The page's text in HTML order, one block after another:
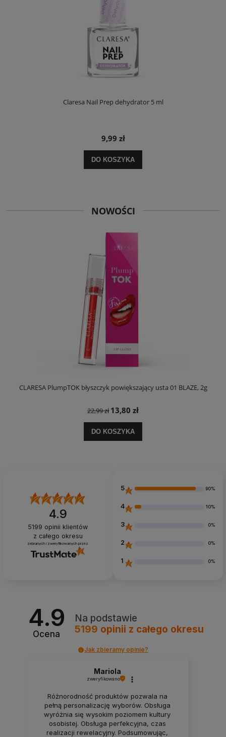
Claresa Nail Prep dehydrator 5 ml
9,99 zł
DO KOSZYKA
NOWOŚCI
CLARESA PlumpTOK błyszczyk powiększający usta 01 BLAZE, 2g
22,99 zł 13,80 zł
DO KOSZYKA
4.9
5199 opinii klientów
z całego okresu
zebranych i zweryfikowanych przez
5 90%
4 10%
3 0%
2 0%
1 0%
4.9
Ocena
Na podstawie
5199 opinii z całego okresu
Jak zbieramy opinie?
Mariola
zweryfikowano
Różnorodność produktów pozwala na
pełną personalizację wyborów. Obsługa
wyróżnia się wysokim poziomem kultury
osobistej. Obsługa perfekcyjna, czas
realizacji rewelacyjny. Podsumowując,